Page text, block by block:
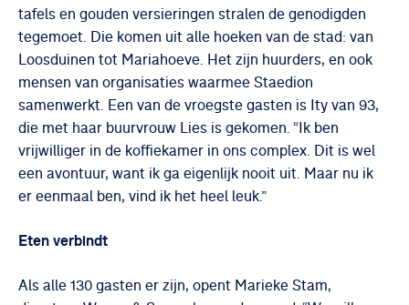
tafels en gouden versieringen stralen de genodigden
tegemoet. Die komen uit alle hoeken van de stad: van
Loosduinen tot Mariahoeve. Het zijn huurders, en ook
mensen van organisaties waarmee Staedion
samenwerkt. Een van de vroegste gasten is Ity van 93,
die met haar buurvrouw Lies is gekomen. “Ik ben
vrijwilliger in de koffiekamer in ons complex. Dit is wel
een avontuur, want ik ga eigenlijk nooit uit. Maar nu ik
er eenmaal ben, vind ik het heel leuk.”
Eten verbindt
Als alle 130 gasten er zijn, opent Marieke Stam,